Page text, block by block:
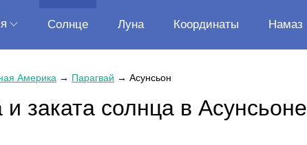
Солнце Луна Координаты Намаз
Америка → Парагвай → Асунсьон
заката солнца в Асунсьоне